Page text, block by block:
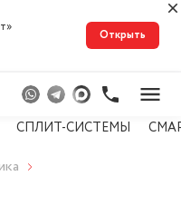
Открыть
СПЛИТ-СИСТЕМЫ